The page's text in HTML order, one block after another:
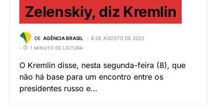
Zelenskiy, diz Kremlin
DE AGÊNCIA BRASIL
8 DE AGOSTO DE 2022
1 MINUTO DE LEITURA
O Kremlin disse, nesta segunda-feira (8), que
não há base para um encontro entre os
presidentes russo e…